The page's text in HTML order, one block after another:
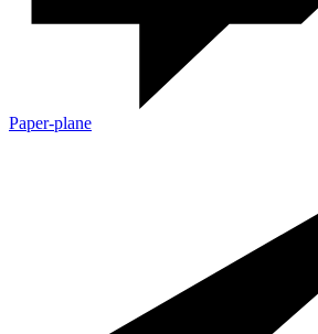
Paper-plane